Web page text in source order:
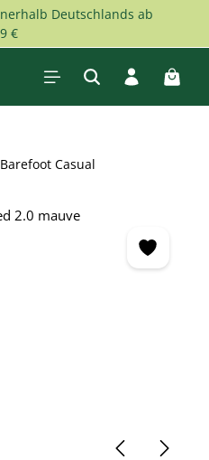
Deutschlands ab
€
Barefoot Casual